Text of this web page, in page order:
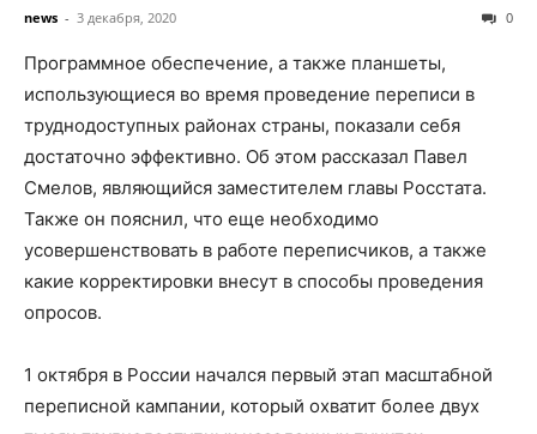
news - 3 декабря, 2020 0
Программное обеспечение, а также планшеты,
использующиеся во время проведение переписи в
труднодоступных районах страны, показали себя
достаточно эффективно. Об этом рассказал Павел
Смелов, являющийся заместителем главы Росстата.
Также он пояснил, что еще необходимо
усовершенствовать в работе переписчиков, а также
какие корректировки внесут в способы проведения
опросов.
1 октября в России начался первый этап масштабной
переписной кампании, который охватит более двух